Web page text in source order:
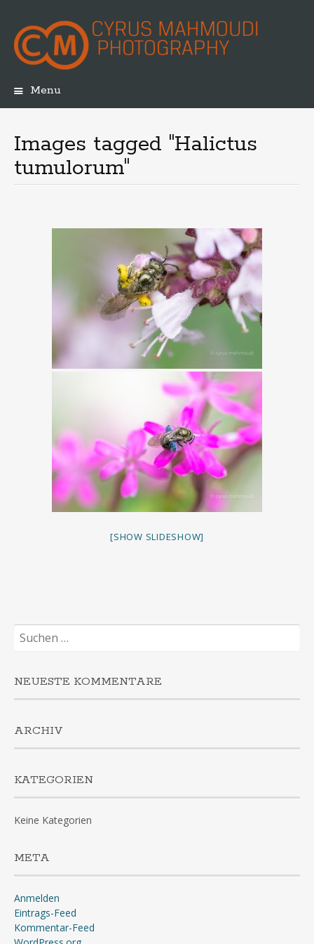
Menu
Images tagged "Halictus
tumulorum"
[SHOW SLIDESHOW]
Suchen
nach:
NEUESTE KOMMENTARE
ARCHIV
KATEGORIEN
Keine Kategorien
META
Anmelden
Eintrags-Feed
Kommentar-Feed